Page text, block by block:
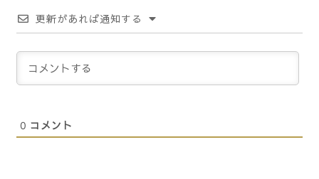
更新があれば通知する
0 コメント